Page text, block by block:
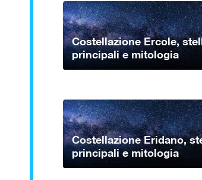
Costellazione Ercole,
principali e mitologia
Costellazione Eridano,
principali e mitologia